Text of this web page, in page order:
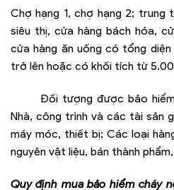
Chợ hạng 1, chợ hạng 2; trung
siêu thị, cửa hàng bách hóa,
cửa hàng ăn uống có tổng
trở lên hoặc có khối tích từ
Đối tượng được bảo
Nhà, công trình và các tài sản
máy móc, thiết bị; Các loại
nguyên vật liệu, bán thành
Quy định mua bảo hiểm cháy